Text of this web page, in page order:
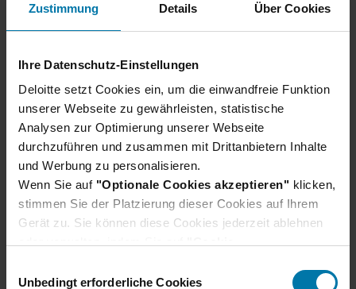
Zustimmung Details Über Cookies
Ihre Datenschutz-Einstellungen
Deloitte setzt Cookies ein, um die einwandfreie Funktion
unserer Webseite zu gewährleisten, statistische
Analysen zur Optimierung unserer Webseite
durchzuführen und zusammen mit Drittanbietern Inhalte
und Werbung zu personalisieren.
Wenn Sie auf "Optionale Cookies akzeptieren" klicken,
stimmen Sie der Platzierung dieser Cookies auf Ihrem
Gerät zu. Sie können diese Cookies jederzeit ablehnen
gewählten Cookie-Präferenzen kann es sein, dass die
Unbedingt erforderliche Cookies
Unser Bewerbungsprozess
Wir verraten dir, wie du dich am besten
beachten solltest.
Erfahre hier mehr